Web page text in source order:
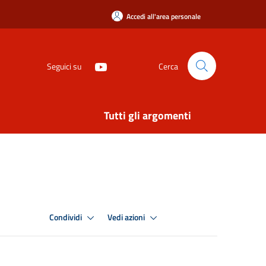
Accedi all'area personale
Seguici su Cerca
Tutti gli argomenti
Condividi Vedi azioni